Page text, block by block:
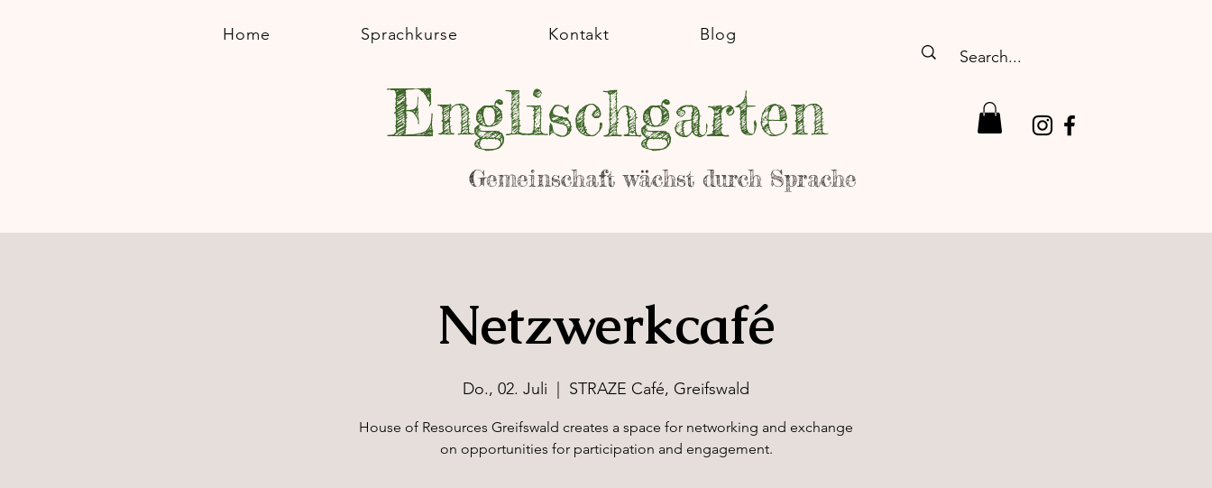
Englischgarten
Gemeinschaft wächst durch Sprache
Home Sprachkurse Kontakt Blog
Netzwerkcafé
Do., 02. Juli STRAZE Café, Greifswald
House of Resources Greifswald creates a space for networking and exchange
on opportunities for participation and engagement.